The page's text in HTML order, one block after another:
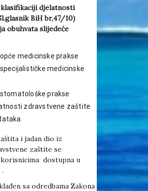
djelatnosti
BiH br,47/10)
obuhvata slijedeće
medicinske prakse
medicinske
prakse
zdravstvene zaštite
i jadan dio iz
zaštite se
dostupna u
sa odredbama Zakona